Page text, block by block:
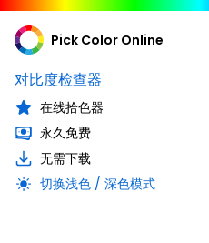
Pick Color Online
对比度检查器
在线拾色器
永久免费
无需下载
切换浅色 / 深色模式